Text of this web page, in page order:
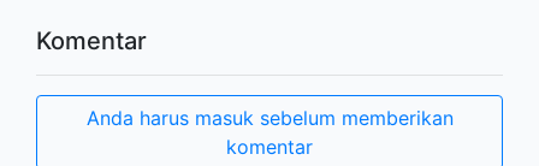
Komentar
Anda harus masuk sebelum memberikan
komentar